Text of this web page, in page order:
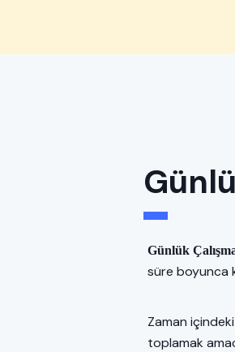
Günlük
süre boyunca
Zaman
toplamak